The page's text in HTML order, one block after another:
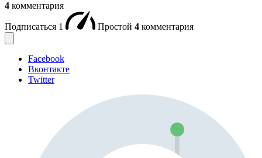
4 комментария
Подписаться 1 Простой 4 комментария
Facebook
Вконтакте
Twitter